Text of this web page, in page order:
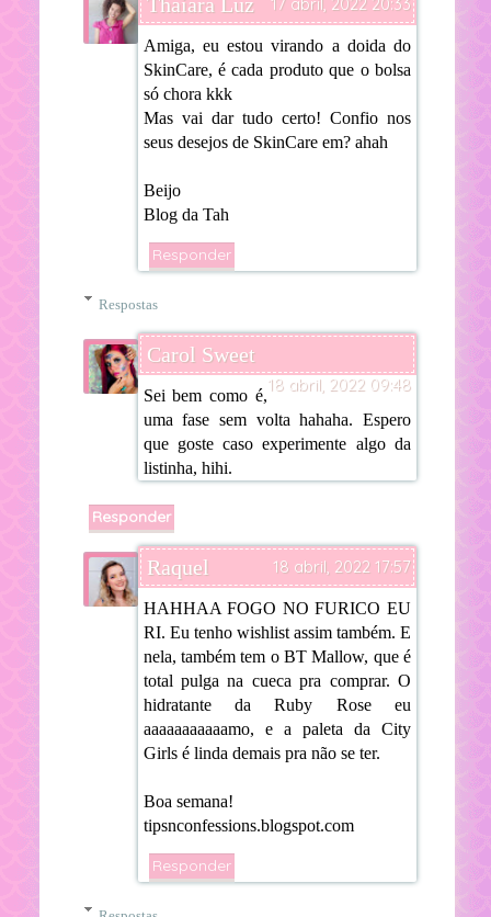
Amiga, eu estou virando a doida do
SkinCare, é cada produto que o bolsa
só chora kkk
Mas vai dar tudo certo! Confio nos
seus desejos de SkinCare em? ahah
Beijo
Blog da Tah
Responder
Respostas
Carol Sweet
18 abril, 2022 09:48
Sei bem como é,
uma fase sem volta hahaha. Espero
que goste caso experimente algo da
listinha, hihi.
Responder
Raquel 18 abril, 2022 17:57
HAHHAA FOGO NO FURICO EU
RI. Eu tenho wishlist assim também. E
nela, também tem o BT Mallow, que é
total pulga na cueca pra comprar. O
hidratante da Ruby Rose eu
aaaaaaaaaaamo, e a paleta da City
Girls é linda demais pra não se ter.
Boa semana!
tipsnconfessions.blogspot.com
Responder